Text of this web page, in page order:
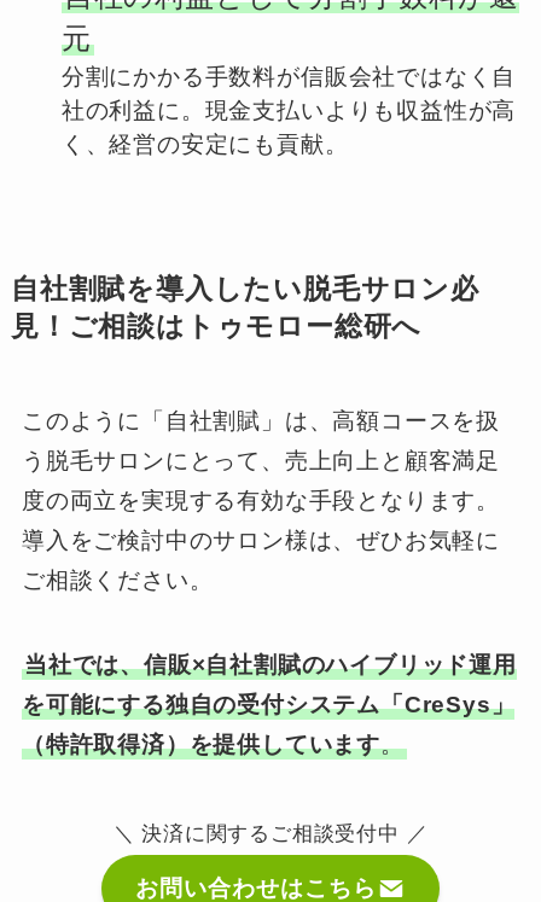
元
分割にかかる手数料が信販会社ではなく自
社の利益に。現金支払いよりも収益性が高
く、経営の安定にも貢献。
自社割賦を導入したい脱毛サロン必
見！ご相談はトゥモロー総研へ
このように「自社割賦」は、高額コースを扱
う脱毛サロンにとって、売上向上と顧客満足
度の両立を実現する有効な手段となります。
導入をご検討中のサロン様は、ぜひお気軽に
ご相談ください。
当社では、信販×自社割賦のハイブリッド運用
を可能にする独自の受付システム「CreSys」
（特許取得済）を提供しています。
＼ 決済に関するご相談受付中 ／
お問い合わせはこちら